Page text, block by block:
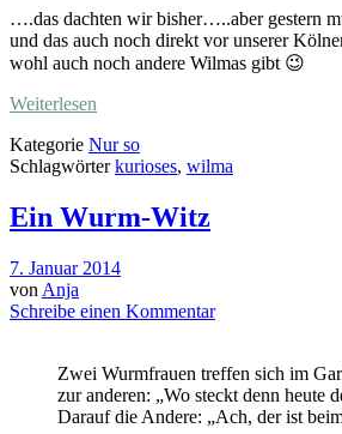
….das dachten wir bisher…..aber gestern
und das auch noch direkt vor unserer
wohl auch noch andere Wilmas gibt 😉
Weiterlesen
Kategorie Nur so
Schlagwörterkurioses, wilma
Ein Wurm-Witz
7. Januar 2014
von Anja
Schreibe einen Kommentar
Zwei Wurmfrauen treffen sich im
zur anderen: „Wo steckt denn heute
Darauf die Andere: „Ach, der ist